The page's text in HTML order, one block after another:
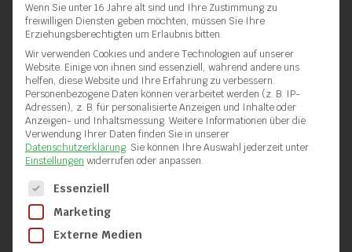
Heizwendelschweißgerät
Wenn Sie unter 16 Jahre alt sind und Ihre Zustimmung zu
freiwilligen Diensten geben möchten, müssen Sie Ihre
Erziehungsberechtigten um Erlaubnis bitten.
Wir verwenden Cookies und andere Technologien auf unserer
Website. Einige von ihnen sind essenziell, während andere uns
helfen, diese Website und Ihre Erfahrung zu verbessern.
Personenbezogene Daten können verarbeitet werden (z. B. IP-
Adressen), z. B. für personalisierte Anzeigen und Inhalte oder
Anzeigen- und Inhaltsmessung. Weitere Informationen über die
Verwendung Ihrer Daten finden Sie in unserer
Datenschutzerklärung. Sie können Ihre Auswahl jederzeit unter
Einstellungen widerrufen oder anpassen.
Es folgt eine Liste der Service-Gruppen, für die eine
Essenziell
Marketing
Externe Medien